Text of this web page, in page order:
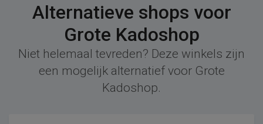
Alternatieve shops voor
Grote Kadoshop
Niet helemaal tevreden? Deze winkels zijn
een mogelijk alternatief voor Grote
Kadoshop.